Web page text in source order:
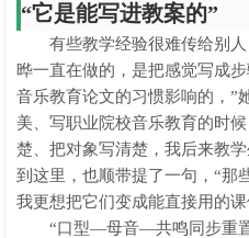
“它是能写进教案的”
有些教学经验很难传给别
晔一直在做的，是把感觉写成
音乐教育论文的习惯影响的，”
美、写职业院校音乐教育的时
楚、把对象写清楚，我后来教
到这里，也顺带提了一句，“那
我更想把它们变成能直接用的课
“口型—母音—共鸣同步重